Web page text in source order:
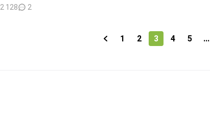
2 128 2
1 2 3 4 5 ...